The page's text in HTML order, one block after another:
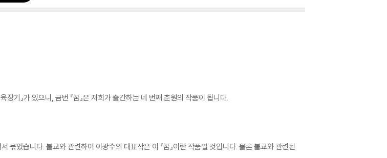
장기』가 있으니, 금번 『꿈』은 저희가 출간하는 네 번째 춘원의 작품이 됩니다.
묶었습니다. 불교와 관련하여 이광수의 대표작은 이 『꿈』이란 작품일 것입니다. 물론 불교와 관련된